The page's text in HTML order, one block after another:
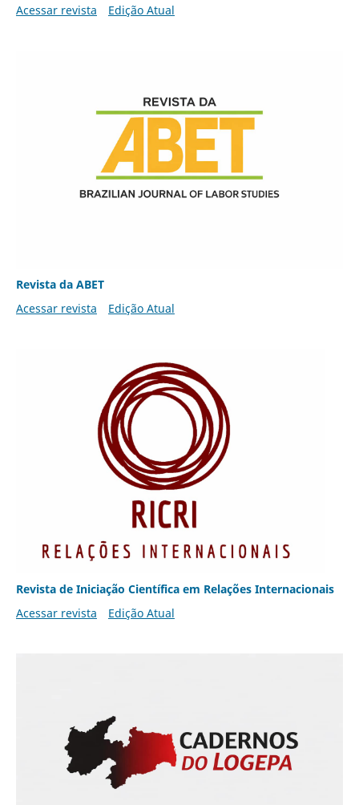
Acessar revista Edição Atual
Revista da ABET
Acessar revista
Edição Atual
Revista de Iniciação Científica em Relações Internacionais
Acessar revista
Edição Atual